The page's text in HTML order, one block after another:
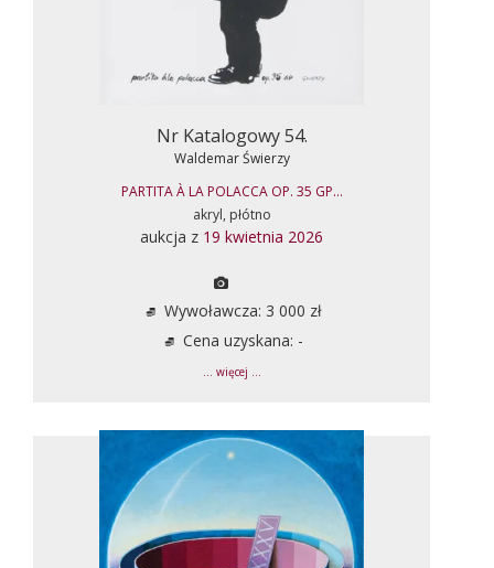
Nr Katalogowy 54.
Waldemar Świerzy
PARTITA À LA POLACCA OP. 35 GP...
akryl, płótno
aukcja z 19 kwietnia 2026
Wywoławcza: 3 000 zł
Cena uzyskana: -
... więcej ...